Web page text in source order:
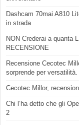
Dashcam 70mai A810
in strada
NON Crederai a quanta
RECENSIONE
Recensione Cecotec
sorprende per versatilità.
Cecotec Millor,
Chi l’ha detto che gli
2